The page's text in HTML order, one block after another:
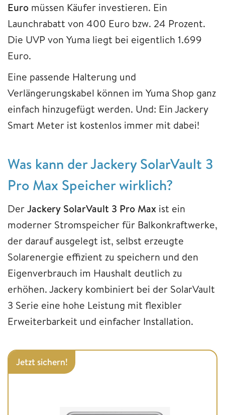
Euro müssen Käufer investieren. Ein
Launchrabatt von 400 Euro bzw. 24 Prozent.
Die UVP von Yuma liegt bei eigentlich 1.699
Euro.
Eine passende Halterung und
Verlängerungskabel können im Yuma Shop ganz
einfach hinzugefügt werden. Und: Ein Jackery
Smart Meter ist kostenlos immer mit dabei!
Was kann der Jackery SolarVault 3
Pro Max Speicher wirklich?
DerJackery SolarVault 3 Pro Max ist ein
moderner Stromspeicher für Balkonkraftwerke,
der darauf ausgelegt ist, selbst erzeugte
Solarenergie effizient zu speichern und den
Eigenverbrauch im Haushalt deutlich zu
erhöhen. Jackery kombiniert bei der SolarVault
3 Serie eine hohe Leistung mit flexibler
Erweiterbarkeit und einfacher Installation.
Jetzt sichern!